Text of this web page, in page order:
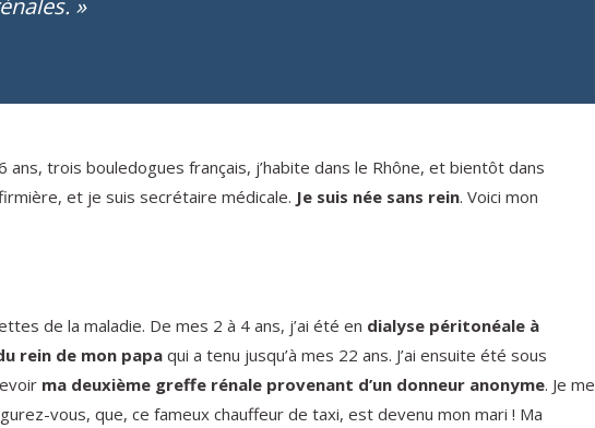
ans, trois bouledogues français, j’habite dans le Rhône, et bientôt dans
et je suis secrétaire médicale. Je suis née sans rein. Voici mon
de la maladie. De mes 2 à 4 ans, j’ai été en dialyse péritonéale à
rein de mon papa qui a tenu jusqu’à mes 22 ans. J’ai ensuite été sous
ma deuxième greffe rénale provenant d’un donneur anonyme. Je me
vous, que, ce fameux chauffeur de taxi, est devenu mon mari ! Ma